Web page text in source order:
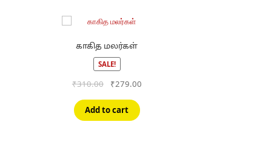
காகித மலர்கள்
SALE!
₹310.00
Original
was:
₹310.00.
₹279.00Current
Add to cart